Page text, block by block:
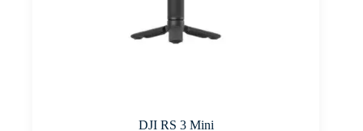
DJI RS 3 Mini